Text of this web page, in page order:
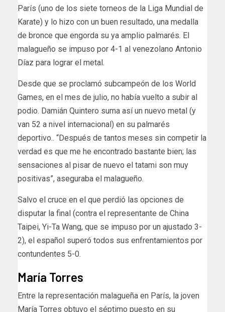
París (uno de los siete torneos de la Liga Mundial de
Karate) y lo hizo con un buen resultado, una medalla
de bronce que engorda su ya amplio palmarés. El
malagueño se impuso por 4-1 al venezolano Antonio
Díaz para lograr el metal.
Desde que se proclamó subcampeón de los World
Games, en el mes de julio, no había vuelto a subir al
podio. Damián Quintero suma así un nuevo metal (y
van 52 a nivel internacional) en su palmarés
deportivo.. “Después de tantos meses sin competir la
verdad es que me he encontrado bastante bien; las
sensaciones al pisar de nuevo el tatami son muy
positivas”, aseguraba el malagueño.
Salvo el cruce en el que perdió las opciones de
disputar la final (contra el representante de China
Taipei, Yi-Ta Wang, que se impuso por un ajustado 3-
2), el español superó todos sus enfrentamientos por
contundentes 5-0.
María Torres
Entre la representación malagueña en París, la joven
María Torres obtuvo el séptimo puesto en su